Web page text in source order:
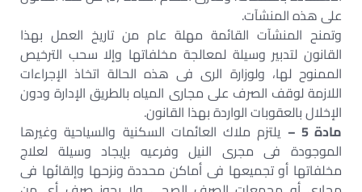
على هذه المنشآت.
وتمنح المنشآت القائمة مهلة عام من تاريخ العمل بهذا
القانون لتدبير وسيلة لمعالجة مخلفاتها وإلا سحب الترخيص
الممنوح لها، ولوزارة الرى فى هذه الحالة اتخاذ الإجراءات
اللازمة لوقف الصرف على مجارى المياه بالطريق الإدارة ودون
الإخلال بالعقوبات الواردة بهذا القانون.
مادة 5 –
يلتزم ملاك العائمات السكنية والسياحية وغيرها
الموجودة فى مجرى النيل وفرعيه بإيجاد وسيلة لعلاج
مخلفاتها أو تجميعها فى أماكن محددة ونزحها وإلقائها فى